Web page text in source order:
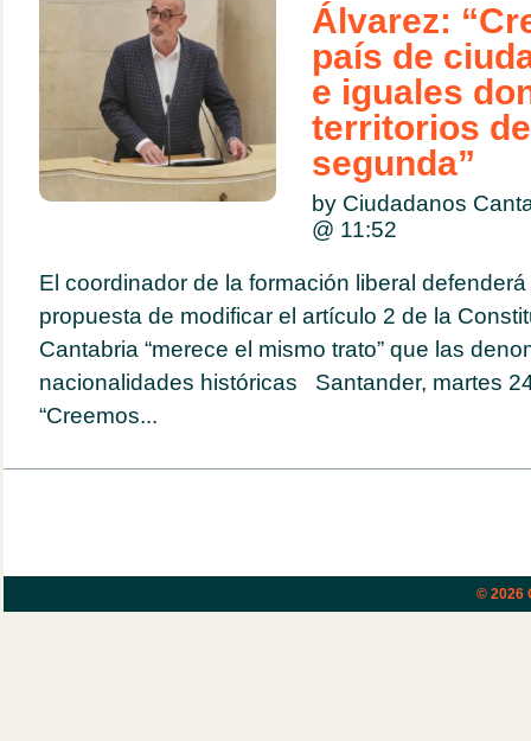
Álvarez:
país de
e iguales
territorios
segunda”
by Ciudadanos
@ 11:52
El coordinador de la formación liberal
propuesta de modificar el artículo 2 de la
Cantabria “merece el mismo trato” que las
nacionalidades históricas Santander, martes
“Creemos...
© 2026